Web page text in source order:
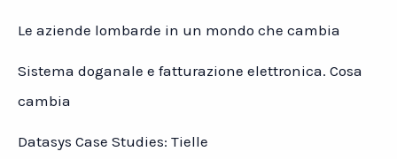
Le aziende lombarde in un mondo che cambia
Sistema doganale e fatturazione elettronica. Cosa
cambia
Datasys Case Studies: Tielle